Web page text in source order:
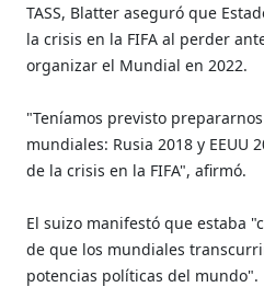
TASS, Blatter aseguró que
la crisis en la FIFA al perder
organizar el Mundial en 2022.
"Teníamos previsto
mundiales: Rusia 2018 y EEUU
de la crisis en la FIFA", afirmó.
El suizo manifestó que estaba
de que los mundiales
potencias políticas del mundo".